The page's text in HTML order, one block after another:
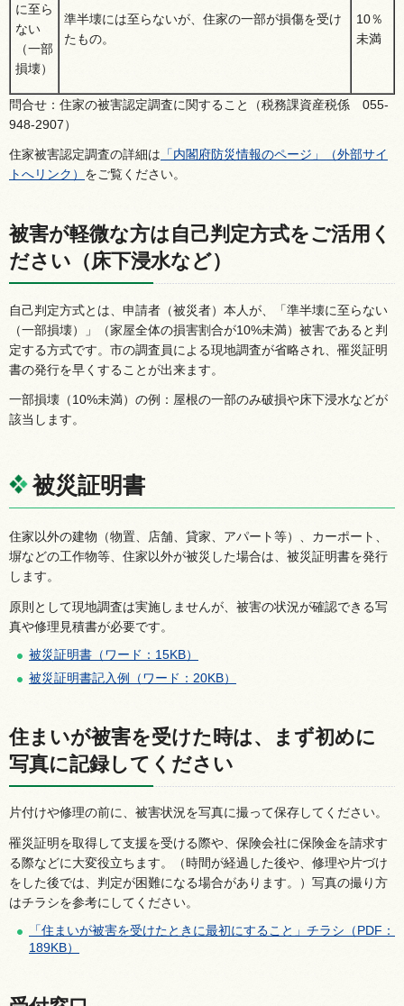
に至ら
ない
（一部
損壊）
準半壊には至らないが、住家の一部が損傷を受け
たもの。
10％
未満
問合せ：住家の被害認定調査に関すること（税務課資産税係 055-
948-2907）
住家被害認定調査の詳細は 「内閣府防災情報のページ」（外部サイ
トへリンク） をご覧ください。
被害が軽微な方は自己判定方式をご活用く
ださい（床下浸水など）
自己判定方式とは、申請者（被災者）本人が、「準半壊に至らない
（一部損壊）」（家屋全体の損害割合が10%未満）被害であると判
定する方式です。市の調査員による現地調査が省略され、罹災証明
書の発行を早くすることが出来ます。
一部損壊（10%未満）の例：屋根の一部のみ破損や床下浸水などが
該当します。
被災証明書
住家以外の建物（物置、店舗、貸家、アパート等）、カーポート、
塀などの工作物等、住家以外が被災した場合は、被災証明書を発行
します。
原則として現地調査は実施しませんが、被害の状況が確認できる写
真や修理見積書が必要です。
被災証明書（ワード：15KB）
被災証明書記入例（ワード：20KB）
住まいが被害を受けた時は、まず初めに
写真に記録してください
片付けや修理の前に、被害状況を写真に撮って保存してください。
罹災証明を取得して支援を受ける際や、保険会社に保険金を請求す
る際などに大変役立ちます。（時間が経過した後や、修理や片づけ
をした後では、判定が困難になる場合があります。）写真の撮り方
はチラシを参考にしてください。
「住まいが被害を受けたときに最初にすること」チラシ（PDF：
189KB）